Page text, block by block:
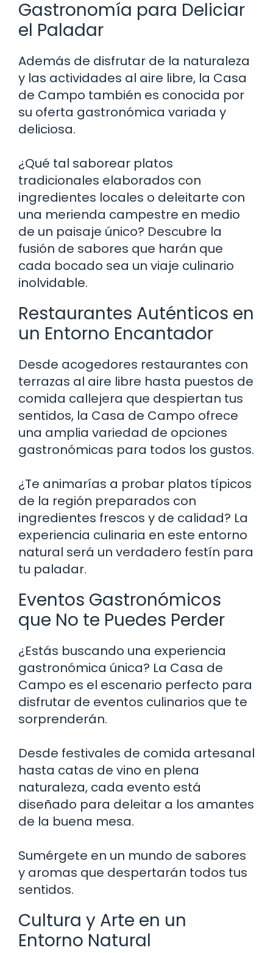
Gastronomía para Deliciar
el Paladar
Además de disfrutar de la naturaleza
y las actividades al aire libre, la Casa
de Campo también es conocida por
su oferta gastronómica variada y
deliciosa.
¿Qué tal saborear platos
tradicionales elaborados con
ingredientes locales o deleitarte con
una merienda campestre en medio
de un paisaje único? Descubre la
fusión de sabores que harán que
cada bocado sea un viaje culinario
inolvidable.
Restaurantes Auténticos en
un Entorno Encantador
Desde acogedores restaurantes con
terrazas al aire libre hasta puestos de
comida callejera que despiertan tus
sentidos, la Casa de Campo ofrece
una amplia variedad de opciones
gastronómicas para todos los gustos.
¿Te animarías a probar platos típicos
de la región preparados con
ingredientes frescos y de calidad? La
experiencia culinaria en este entorno
natural será un verdadero festín para
tu paladar.
Eventos Gastronómicos
que No te Puedes Perder
¿Estás buscando una experiencia
gastronómica única? La Casa de
Campo es el escenario perfecto para
disfrutar de eventos culinarios que te
sorprenderán.
Desde festivales de comida artesanal
hasta catas de vino en plena
naturaleza, cada evento está
diseñado para deleitar a los amantes
de la buena mesa.
Sumérgete en un mundo de sabores
y aromas que despertarán todos tus
sentidos.
Cultura y Arte en un
Entorno Natural